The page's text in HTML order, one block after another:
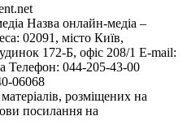
Назва онлайн-медіа –
02091, місто Київ,
172-Б, офіс 208/1 E-mail:
Телефон: 044-205-43-00
06068
розміщених на
посилання на